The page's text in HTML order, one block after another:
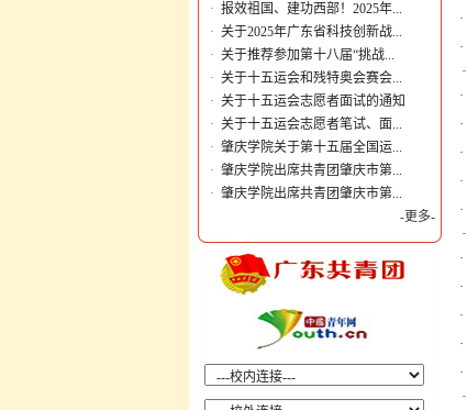
· 报效祖国、建功西部！2025年...
· 关于2025年广东省科技创新战...
· 关于推荐参加第十八届“挑战...
· 关于十五运会和残特奥会赛会...
· 关于十五运会志愿者面试的通知
· 关于十五运会志愿者笔试、面...
· 肇庆学院关于第十五届全国运...
· 肇庆学院出席共青团肇庆市第...
· 肇庆学院出席共青团肇庆市第...
-更多-
·
·
·
·
·
·
·
·
·
·
·
·